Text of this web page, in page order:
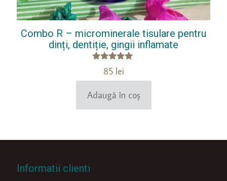
Combo R – microminerale tisulare pentru
dinți, dentiție, gingii inflamate
Evaluat la
5.00
din 5
85 lei
Adaugă în coș
Informatii clienti